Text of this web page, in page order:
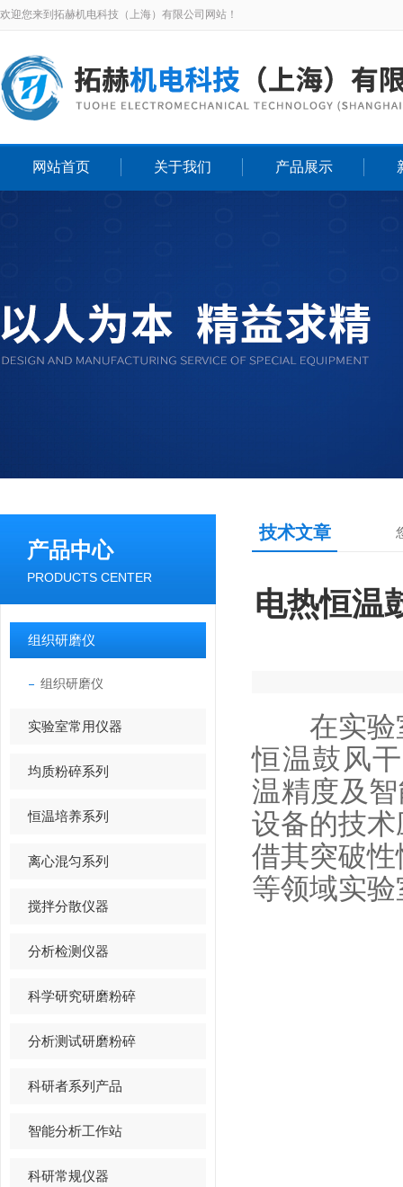
欢迎您来到拓赫机电科技（上海）有限公司网站！
网站首页 关于我们 产品展示
产品中心
PRODUCTS CENTER
组织研磨仪
组织研磨仪
实验室常用仪器
均质粉碎系列
恒温培养系列
离心混匀系列
搅拌分散仪器
分析检测仪器
科学研究研磨粉碎
分析测试研磨粉碎
科研者系列产品
智能分析工作站
科研常规仪器
技术文章
电热恒温
在实验
恒温鼓风
温精度及
设备的技
借其突破
等领域实